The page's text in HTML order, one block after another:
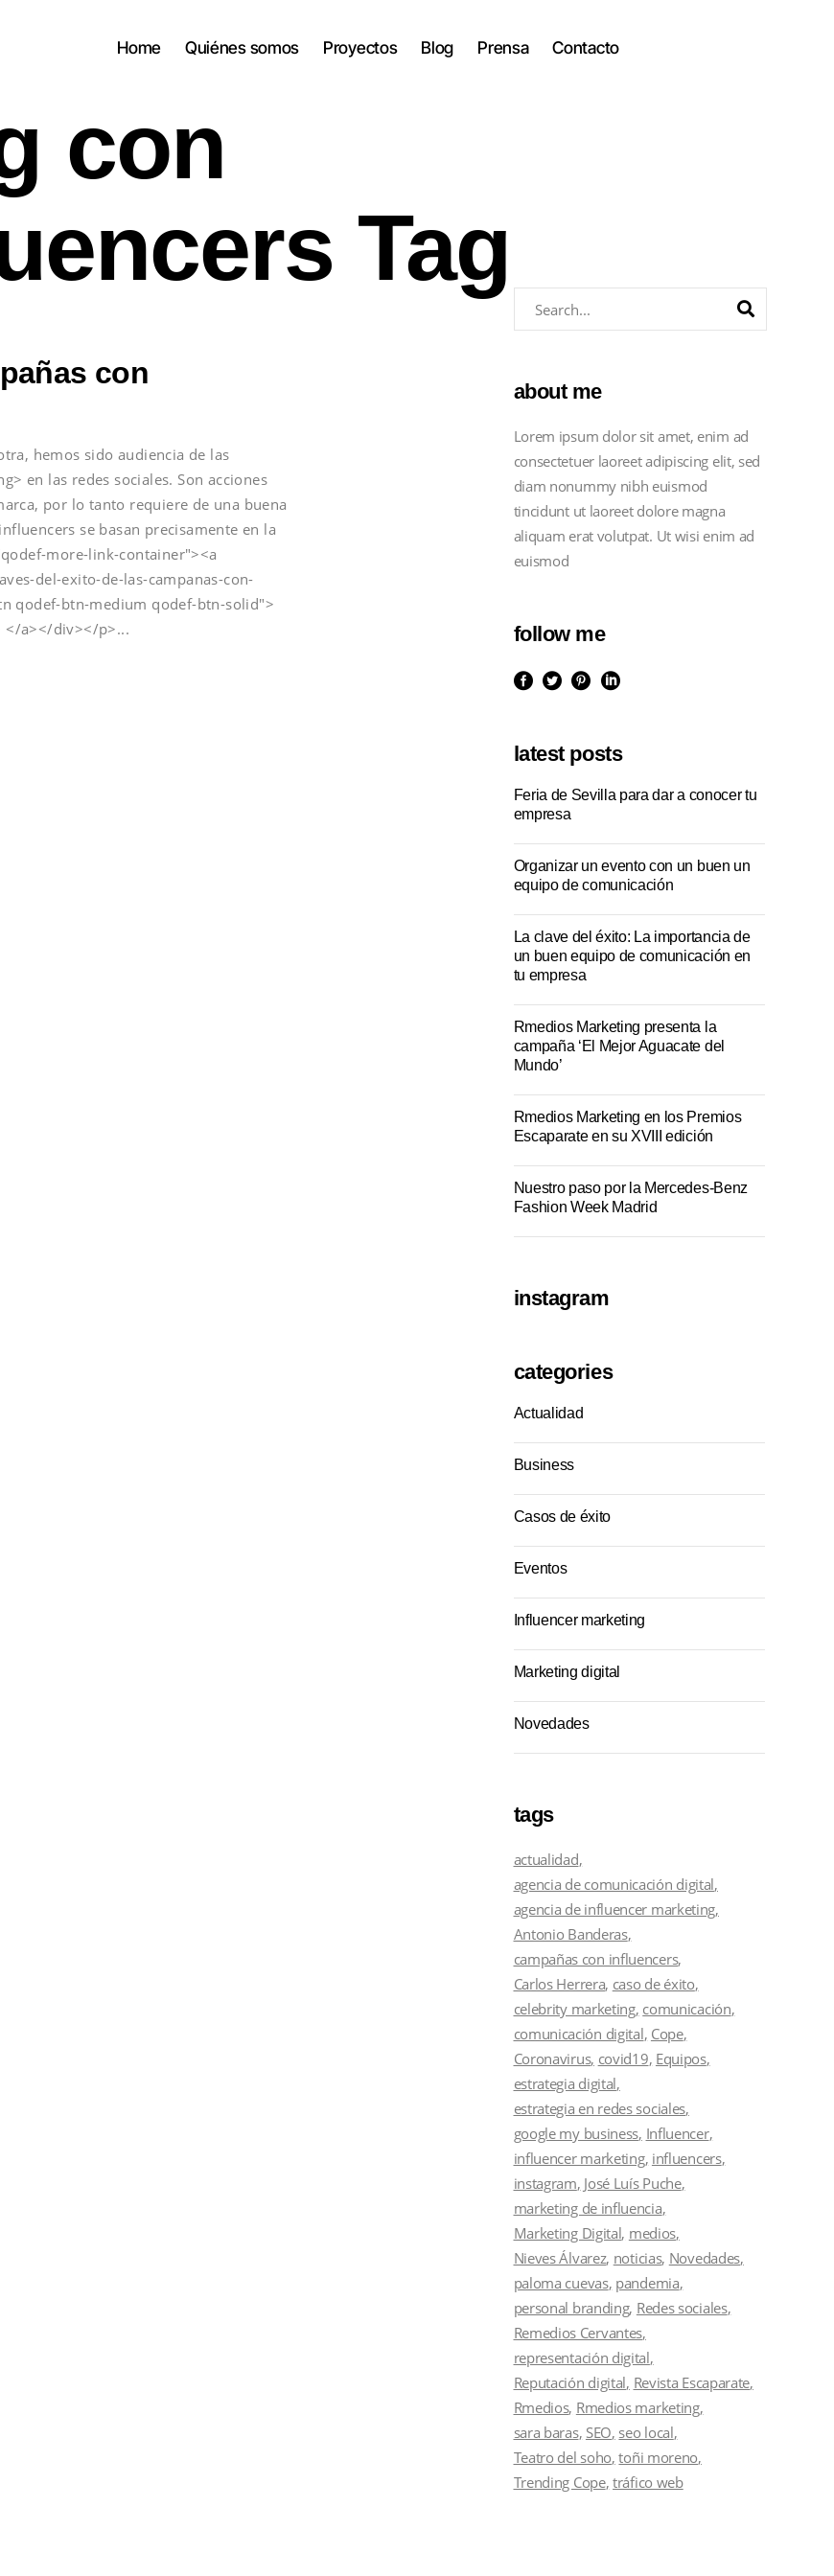
Home Quiénes somos Proyectos Blog Prensa Contacto
con
Tag
con
hemos sido audiencia de las
en las redes sociales. Son acciones
por lo tanto requiere de una buena
se basan precisamente en la
more-link-container"><a
del-exito-de-las-campanas-con-
qodef-btn-medium qodef-btn-solid">
</a></div></p>
about me
Lorem ipsum dolor sit amet, enim ad
consectetuer laoreet adipiscing elit, sed
diam nonummy nibh euismod
tincidunt ut laoreet dolore magna
aliquam erat volutpat. Ut wisi enim ad
euismod
follow me
latest posts
Feria de Sevilla para dar a conocer tu
empresa
Organizar un evento con un buen un
equipo de comunicación
La clave del éxito: La importancia de
un buen equipo de comunicación en
tu empresa
Rmedios Marketing presenta la
campaña ‘El Mejor Aguacate del
Mundo’
Rmedios Marketing en los Premios
Escaparate en su XVIII edición
Nuestro paso por la Mercedes-Benz
Fashion Week Madrid
instagram
categories
Actualidad
Business
Casos de éxito
Eventos
Influencer marketing
Marketing digital
Novedades
tags
actualidad
agencia de comunicación digital
agencia de influencer marketing
Antonio Banderas
campañas con influencers
Carlos Herrera caso de éxito
celebrity marketing comunicación
comunicación digital Cope
Coronavirus covid19 Equipos
estrategia digital
estrategia en redes sociales
google my business Influencer
influencer marketing influencers
instagram José Luís Puche
marketing de influencia
Marketing Digital medios
Nieves Álvarez noticias Novedades
paloma cuevas pandemia
personal branding Redes sociales
Remedios Cervantes
representación digital
Reputación digital Revista Escaparate
Rmedios Rmedios marketing
sara baras SEO seo local
Teatro del soho toñi moreno
Trending Cope tráfico web